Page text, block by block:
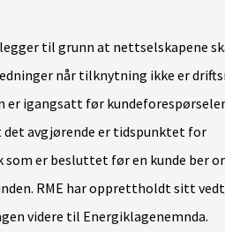
til grunn at nettselskapene
når tilknytning ikke er
er igangsatt før
det avgjørende er tidspunktet for
er besluttet før en kunde ber
RME har opprettholdt sitt
videre til Energiklagenemnda.